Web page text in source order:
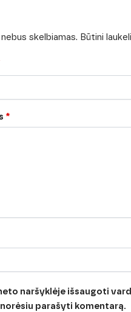
skelbiamas. Būtini
*
naršyklėje išsaugoti
parašyti komentarą.